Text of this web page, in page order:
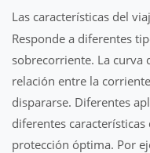
Las características del
Responde a diferentes
sobrecorriente. La curva
relación entre la
dispararse. Diferentes
diferentes
protección óptima. Por